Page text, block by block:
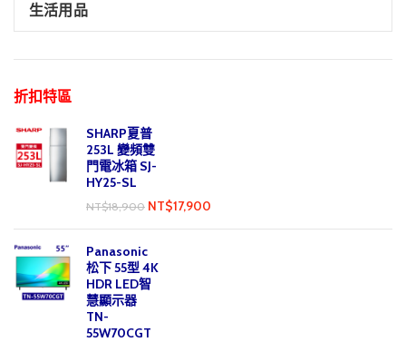
生活用品
折扣特區
SHARP夏普
253L 變頻雙
門電冰箱 SJ-
HY25-SL
NT$18,900 NT$17,900
Panasonic
松下 55型 4K
HDR LED智
慧顯示器
TN-
55W70CGT